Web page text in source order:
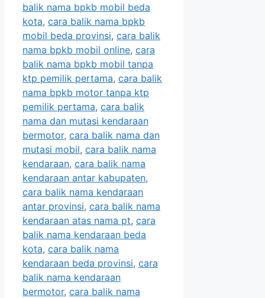
balik nama bpkb mobil beda
kota, cara balik nama bpkb
mobil beda provinsi, cara balik
nama bpkb mobil online, cara
balik nama bpkb mobil tanpa
ktp pemilik pertama, cara balik
nama bpkb motor tanpa ktp
pemilik pertama, cara balik
nama dan mutasi kendaraan
bermotor, cara balik nama dan
mutasi mobil, cara balik nama
kendaraan, cara balik nama
kendaraan antar kabupaten,
cara balik nama kendaraan
antar provinsi, cara balik nama
kendaraan atas nama pt, cara
balik nama kendaraan beda
kota, cara balik nama
kendaraan beda provinsi, cara
balik nama kendaraan
bermotor, cara balik nama